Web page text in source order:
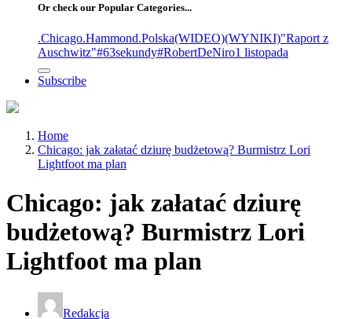
Or check our Popular Categories...
.Chicago.Hammond.Polska(WIDEO)(WYNIKI)"Raport z
Auschwitz"#63sekundy#RobertDeNiro1 listopada
Subscribe
Home
Chicago: jak załatać dziurę budżetową? Burmistrz Lori
Lightfoot ma plan
Chicago: jak załatać dziurę
budżetową? Burmistrz Lori
Lightfoot ma plan
Redakcja